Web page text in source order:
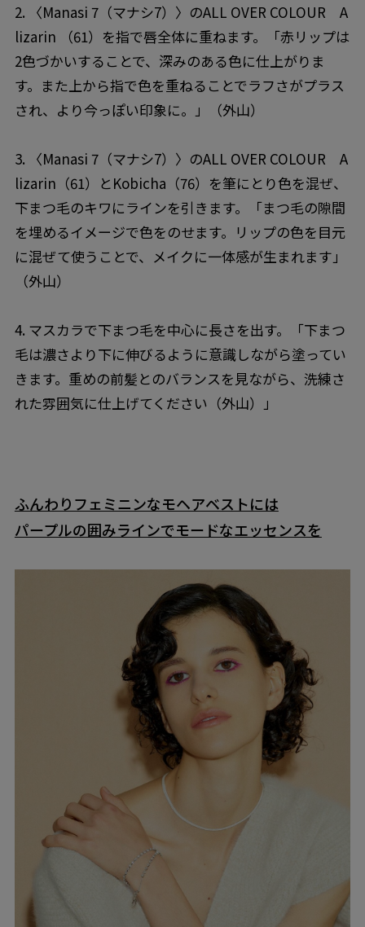
2. 〈Manasi 7（マナシ7）〉のALL OVER COLOUR A
lizarin （61）を指で唇全体に重ねます。「赤リップは
2色づかいすることで、深みのある色に仕上がりま
す。また上から指で色を重ねることでラフさがプラス
され、より今っぽい印象に。」（外山）
3. 〈Manasi 7（マナシ7）〉のALL OVER COLOUR A
lizarin（61）とKobicha（76）を筆にとり色を混ぜ、
下まつ毛のキワにラインを引きます。「まつ毛の隙間
を埋めるイメージで色をのせます。リップの色を目元
に混ぜて使うことで、メイクに一体感が生まれます」
（外山）
4. マスカラで下まつ毛を中心に長さを出す。「下まつ
毛は濃さより下に伸びるように意識しながら塗ってい
きます。重めの前髪とのバランスを見ながら、洗練さ
れた雰囲気に仕上げてください（外山）」
ふんわりフェミニンなモヘアベストには
パープルの囲みラインでモードなエッセンスを